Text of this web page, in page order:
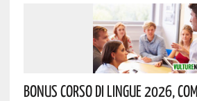
Bonus Corso Di Lingue 2026,